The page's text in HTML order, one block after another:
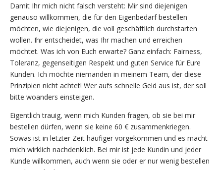
Damit Ihr mich nicht falsch versteht: Mir sind diejenigen
genauso willkommen, die für den Eigenbedarf bestellen
möchten, wie diejenigen, die voll geschäftlich durchstarten
wollen. Ihr entscheidet, was Ihr machen und erreichen
möchtet. Was ich von Euch erwarte? Ganz einfach: Fairness,
Toleranz, gegenseitigen Respekt und guten Service für Eure
Kunden. Ich möchte niemanden in meinem Team, der diese
Prinzipien nicht achtet! Wer aufs schnelle Geld aus ist, der soll
bitte woanders einsteigen.
Eigentlich trauig, wenn mich Kunden fragen, ob sie bei mir
bestellen dürfen, wenn sie keine 60 € zusammenkriegen.
Sowas ist in letzter Zeit häufiger vorgekommen und es macht
mich wirklich nachdenklich. Bei mir ist jede Kundin und jeder
Kunde willkommen, auch wenn sie oder er nur wenig bestellen